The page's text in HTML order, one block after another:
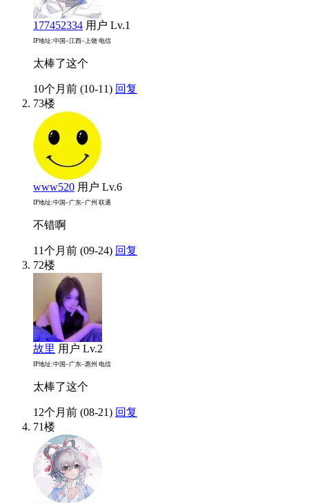
177452334 用户 Lv.1
IP地址:中国–江西–上饶 电信
太棒了这个
10个月前 (10-11) 回复
73楼
www520 用户 Lv.6
IP地址:中国–广东–广州 联通
不错啊
11个月前 (09-24) 回复
72楼
故里 用户 Lv.2
IP地址:中国–广东–惠州 电信
太棒了这个
12个月前 (08-21) 回复
71楼